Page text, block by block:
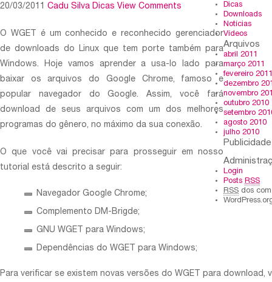
Dicas
Downloads
Notícias
Vídeos
Arquivos
abril 2011
março 2011
fevereiro 2011
dezembro
novembro
outubro 2010
setembro
agosto 2010
julho 2010
Publicidade
Login
Posts RSS
RSS dos
20/03/2011 Cadu Silva Dicas View Comments
O WGET é um conhecido e reconhecido gerenciador
de downloads do Linux que tem porte também para
Windows. Hoje vamos aprender a usa-lo lado para
baixar os arquivos do Google Chrome, famoso e
popular navegador do Google. Assim, você fará
download de seus arquivos com um dos melhores
programas do gênero, no máximo da sua conexão.
O que você vai precisar para prosseguir em nosso
tutorial está descrito a seguir:
Navegador Google Chrome;
Complemento DM-Brigde;
GNU WGET para Windows;
Dependências do WGET para Windows;
Para verificar se existem novas versões do WGET para download,